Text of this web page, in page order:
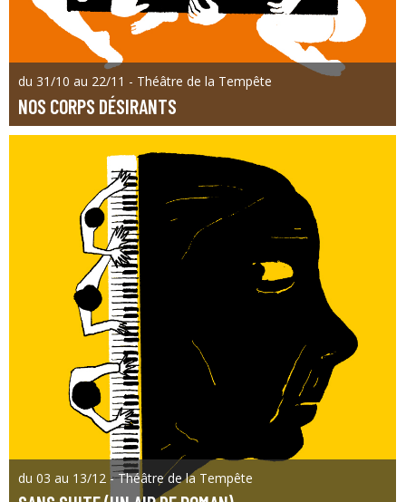
du 31/10 au 22/11 - Théâtre de la Tempête
NOS CORPS DÉSIRANTS
du 03 au 13/12 - Théâtre de la Tempête